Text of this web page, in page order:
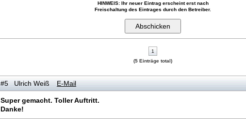
HINWEIS:Ihr neuer Eintrag erscheint erst nach
Freischaltung des Eintrages durch den Betreiber.
1
(5 Einträge total)
#5 Ulrich Weiß E-Mail
Super gemacht. Toller Auftritt.
Danke!